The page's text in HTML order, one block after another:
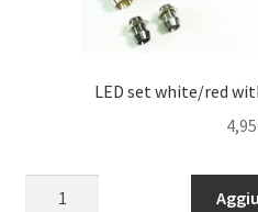
LED set white/red
4,95